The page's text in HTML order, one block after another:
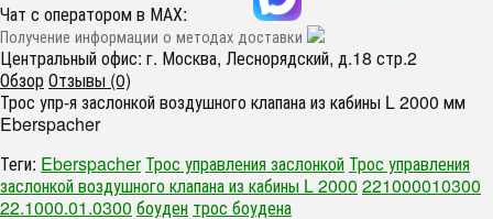
Чат с оператором в МАХ:
Получение информации о методах доставки
Центральный офис: г. Москва, Леснорядский, д.18 стр.2
ОбзорОтзывы (0)
Трос упр-я заслонкой воздушного клапана из кабины L 2000 мм
Eberspacher
Теги: Eberspacher Трос управления заслонкой Трос управления
заслонкой воздушного клапана из кабины L 2000 221000010300
22.1000.01.0300 боуден трос боудена